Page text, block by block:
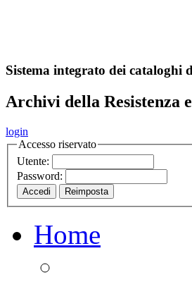
Sistema integrato dei cataloghi
Archivi della Resistenza
login
Accesso riservato
Utente:
Password:
Home